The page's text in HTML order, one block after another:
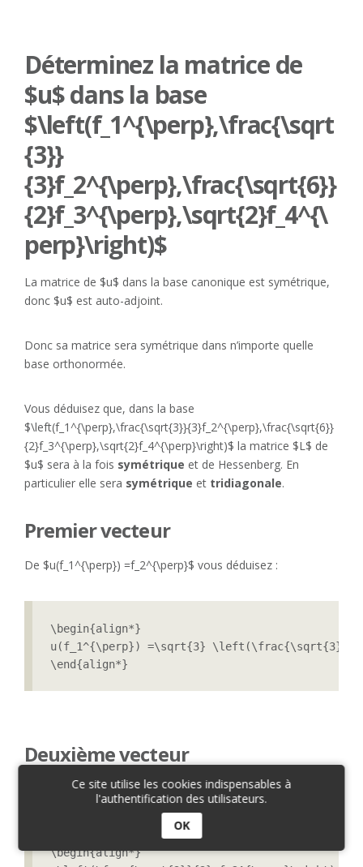
Déterminez la matrice de
$u$ dans la base
$\left(f_1^{\perp},\frac{\sqrt
{3}}
{3}f_2^{\perp},\frac{\sqrt{6}}
{2}f_3^{\perp},\sqrt{2}f_4^{\
perp}\right)$
La matrice de $u$ dans la base canonique est symétrique,
donc $u$ est auto-adjoint.
Donc sa matrice sera symétrique dans n’importe quelle
base orthonormée.
Vous déduisez que, dans la base
$\left(f_1^{\perp},\frac{\sqrt{3}}{3}f_2^{\perp},\frac{\sqrt{6}}
{2}f_3^{\perp},\sqrt{2}f_4^{\perp}\right)$ la matrice $L$ de
$u$ sera à la fois symétrique et de Hessenberg. En
particulier elle sera symétrique et tridiagonale.
Premier vecteur
De $u(f_1^{\perp}) =f_2^{\perp}$ vous déduisez :
\begin{align*}
u(f_1^{\perp}) =\sqrt{3}
\end{align*}
Deuxième vecteur
De $u(f_2^{\perp}) = 3f_1^{\perp}+2f_2^{\perp}$ il vient :
\begin{align*}
Ce site utilise les cookies indispensables à
l'authentification des utilisateurs.
OK